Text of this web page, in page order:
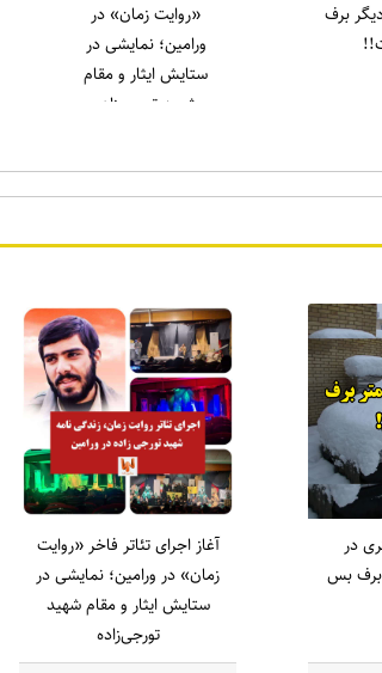
مطهر
شد
جمعه ورامین:
نهج‌البلاغه را طاقچه
نشین کردیم، همان‌طور
که علی (ع) را خانه‌نشین
در
برف بس
آغاز اجرای تئاتر فاخر «روایت
زمان» در ورامین؛ نمایشی در
ستایش ایثار و مقام شهید
تورجی‌زاده